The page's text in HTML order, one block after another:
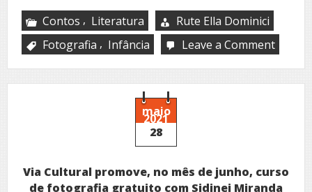
Contos , Literatura
Rute Ella Dominici
Fotografia , Infância Leave a Commenton
drama
do
maio
2021
28
Via Cultural promove, no mês de junho, curso
de fotografia gratuito com Sidinei Miranda